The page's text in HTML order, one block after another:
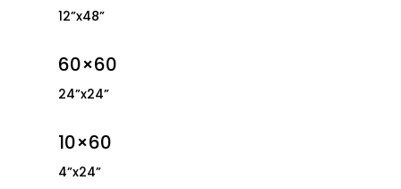
12”x48”
60×60
24”x24”
10×60
4”x24”